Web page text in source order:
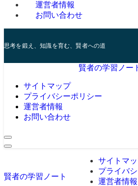
運営者情報
お問い合わせ
思考を鍛え、知識を育む、賢者への道
賢者の学習ノー
サイトマップ
プライバシーポリシー
運営者情報
お問い合わせ
賢者の学習ノート
サイトマ
プライバ
運営者情報